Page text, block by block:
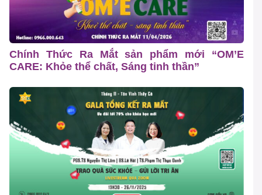
Chính Thức Ra Mắt sản phẩm mới “OM’E
CARE: Khỏe thể chất, Sáng tinh thần”